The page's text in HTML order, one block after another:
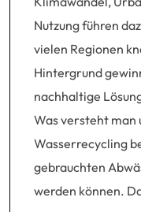
Nutzung führen
vielen Regionen
Hintergrund
nachhaltige
Was versteht man
Wasserrecycling
gebrauchten
werden können.